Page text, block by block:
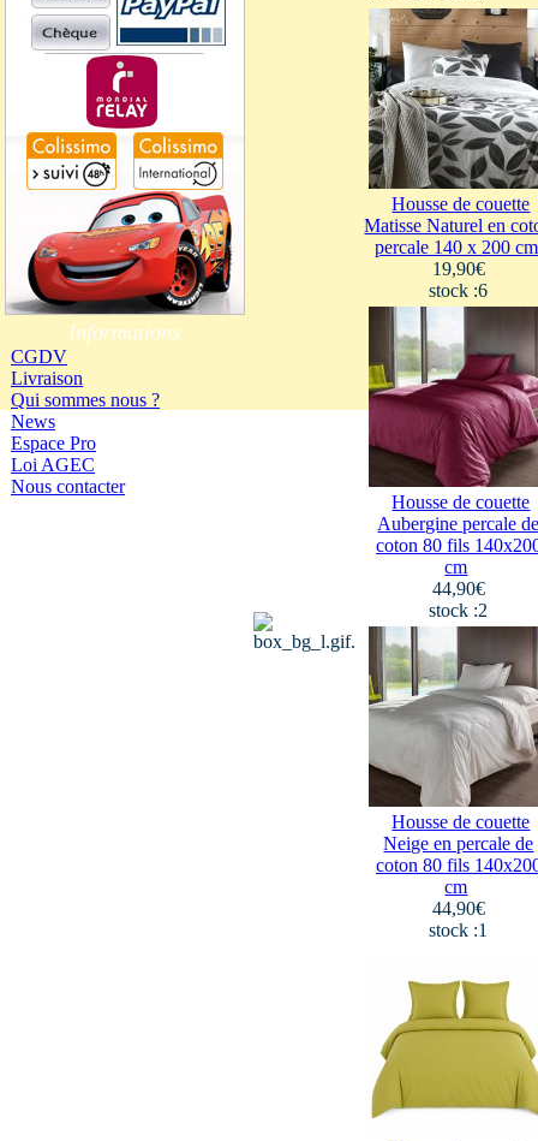
Informations
CGDV
Livraison
Qui sommes nous ?
News
Espace Pro
Loi AGEC
Nous contacter
Housse de couette
Matisse Naturel en
percale 140 x 200 cm
19,90€
stock :6
Housse de couette
Aubergine percale
coton 80 fils
cm
44,90€
stock :2
Housse de couette
Neige en percale de
coton 80 fils
cm
44,90€
stock :1